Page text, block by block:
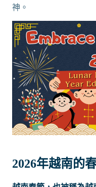
神。
2026年越南的